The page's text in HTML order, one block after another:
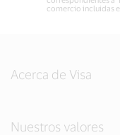
comercio incluidas
Acerca de Visa
Nuestros valores